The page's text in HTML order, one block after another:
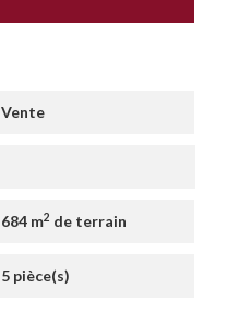
Vente
684 m2 de terrain
5 pièce(s)